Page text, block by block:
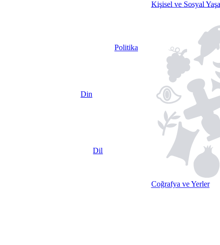
Coğrafya ve Yerler
Dil
Din
Politika
Kişisel ve Sosyal